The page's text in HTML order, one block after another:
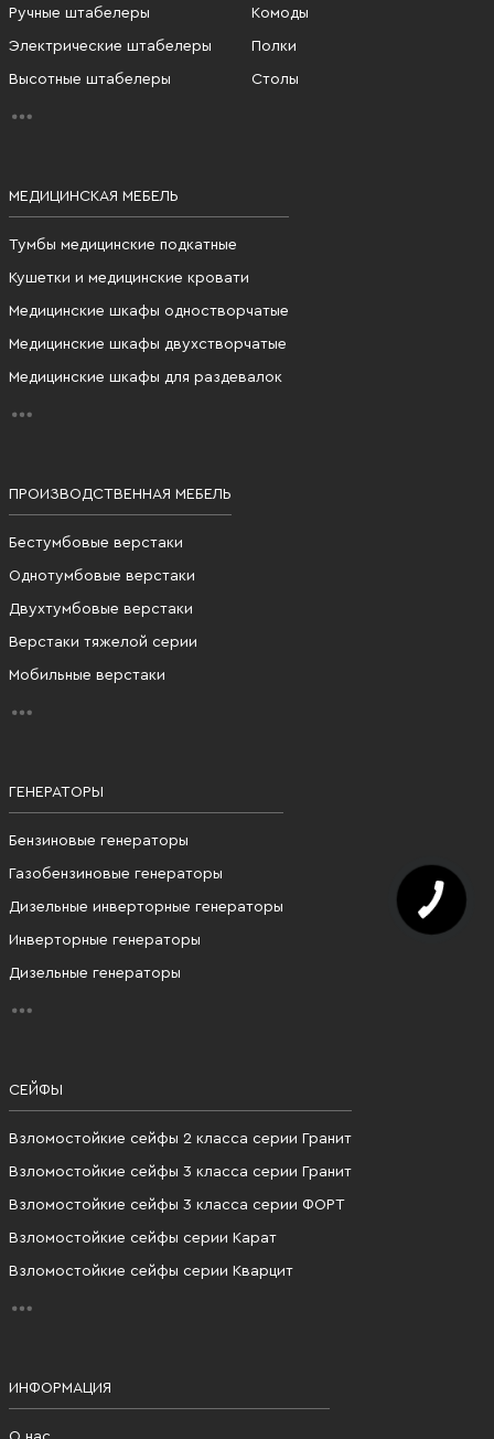
Ручные штабелеры
Электрические штабелеры
Высотные штабелеры
Комоды
Полки
Столы
МЕДИЦИНСКАЯ МЕБЕЛЬ
Тумбы медицинские подкатные
Кушетки и медицинские кровати
Медицинские шкафы одностворчатые
Медицинские шкафы двухстворчатые
Медицинские шкафы для раздевалок
ПРОИЗВОДСТВЕННАЯ МЕБЕЛЬ
Бестумбовые верстаки
Однотумбовые верстаки
Двухтумбовые верстаки
Верстаки тяжелой серии
Мобильные верстаки
ГЕНЕРАТОРЫ
Бензиновые генераторы
Газобензиновые генераторы
Дизельные инверторные генераторы
Инверторные генераторы
Дизельные генераторы
СЕЙФЫ
Взломостойкие сейфы 2 класса серии Гранит
Взломостойкие сейфы 3 класса серии Гранит
Взломостойкие сейфы 3 класса серии ФОРТ
Взломостойкие сейфы серии Карат
Взломостойкие сейфы серии Кварцит
ИНФОРМАЦИЯ